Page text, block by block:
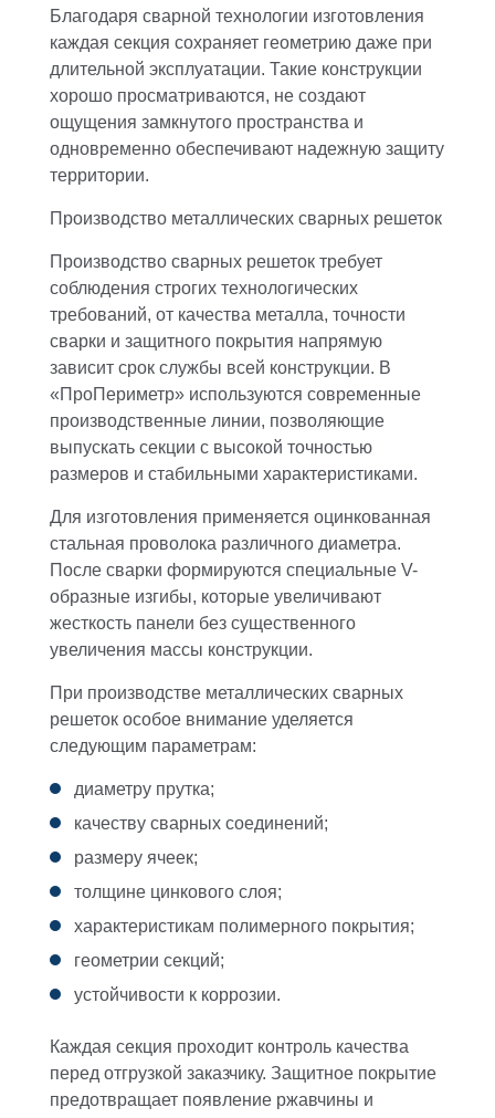
Благодаря сварной технологии изготовления
каждая секция сохраняет геометрию даже при
длительной эксплуатации. Такие конструкции
хорошо просматриваются, не создают
ощущения замкнутого пространства и
одновременно обеспечивают надежную защиту
территории.
Производство металлических сварных решеток
Производство сварных решеток требует
соблюдения строгих технологических
требований, от качества металла, точности
сварки и защитного покрытия напрямую
зависит срок службы всей конструкции. В
«ПроПериметр» используются современные
производственные линии, позволяющие
выпускать секции с высокой точностью
размеров и стабильными характеристиками.
Для изготовления применяется оцинкованная
стальная проволока различного диаметра.
После сварки формируются специальные V-
образные изгибы, которые увеличивают
жесткость панели без существенного
увеличения массы конструкции.
При производстве металлических сварных
решеток особое внимание уделяется
следующим параметрам:
диаметру прутка;
качеству сварных соединений;
размеру ячеек;
толщине цинкового слоя;
характеристикам полимерного покрытия;
геометрии секций;
устойчивости к коррозии.
Каждая секция проходит контроль качества
перед отгрузкой заказчику. Защитное покрытие
предотвращает появление ржавчины и